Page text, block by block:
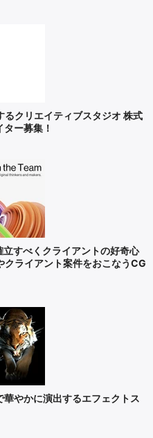
るクリエイティブスタジオ 株式
ー募集！
すべくクライアントの好奇心
クライアント案件をおこなうCG
やかに演出するエフェクトス